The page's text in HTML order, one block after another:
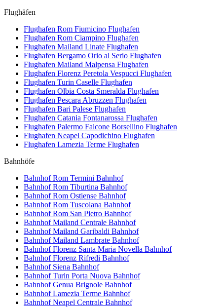
Flughäfen
Flughafen Rom Fiumicino Flughafen
Flughafen Rom Ciampino Flughafen
Flughafen Mailand Linate Flughafen
Flughafen Bergamo Orio al Serio Flughafen
Flughafen Mailand Malpensa Flughafen
Flughafen Florenz Peretola Vespucci Flughafen
Flughafen Turin Caselle Flughafen
Flughafen Olbia Costa Smeralda Flughafen
Flughafen Pescara Abruzzen Flughafen
Flughafen Bari Palese Flughafen
Flughafen Catania Fontanarossa Flughafen
Flughafen Palermo Falcone Borsellino Flughafen
Flughafen Neapel Capodichino Flughafen
Flughafen Lamezia Terme Flughafen
Bahnhöfe
Bahnhof Rom Termini Bahnhof
Bahnhof Rom Tiburtina Bahnhof
Bahnhof Rom Ostiense Bahnhof
Bahnhof Rom Tuscolana Bahnhof
Bahnhof Rom San Pietro Bahnhof
Bahnhof Mailand Centrale Bahnhof
Bahnhof Mailand Garibaldi Bahnhof
Bahnhof Mailand Lambrate Bahnhof
Bahnhof Florenz Santa Maria Novella Bahnhof
Bahnhof Florenz Rifredi Bahnhof
Bahnhof Siena Bahnhof
Bahnhof Turin Porta Nuova Bahnhof
Bahnhof Genua Brignole Bahnhof
Bahnhof Lamezia Terme Bahnhof
Bahnhof Neapel Centrale Bahnhof